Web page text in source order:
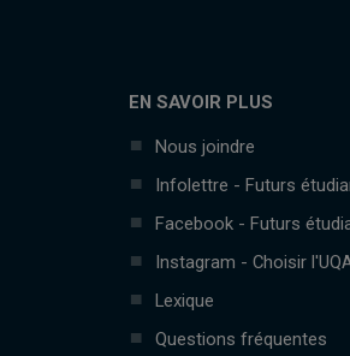
EN SAVOIR PLUS
Nous joindre
Infolettre - Futurs
Facebook - Futurs
Instagram - Choisir
Lexique
Questions fréquentes